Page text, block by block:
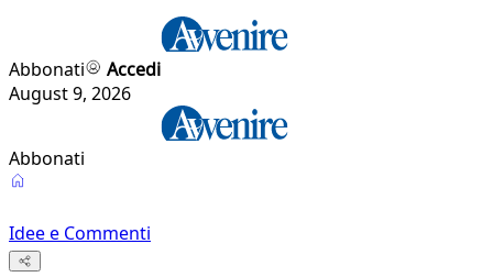
Abbonati
Accedi
August 9, 2026
Abbonati
Idee e Commenti